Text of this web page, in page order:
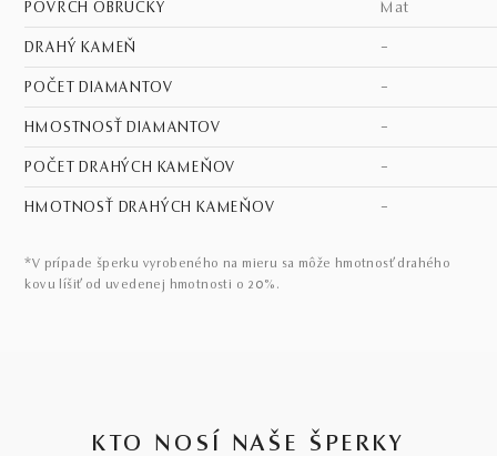
POVRCH OBRÚČKY mat
DRAHÝ KAMEŇ –
POČET DIAMANTOV –
HMOSTNOSŤ DIAMANTOV –
POČET DRAHÝCH KAMEŇOV –
HMOTNOSŤ DRAHÝCH KAMEŇOV –
*V prípade šperku vyrobeného na mieru sa môže hmotnosť drahého
kovu líšiť od uvedenej hmotnosti o 20%.
KTO NOSÍ NAŠE ŠPERKY